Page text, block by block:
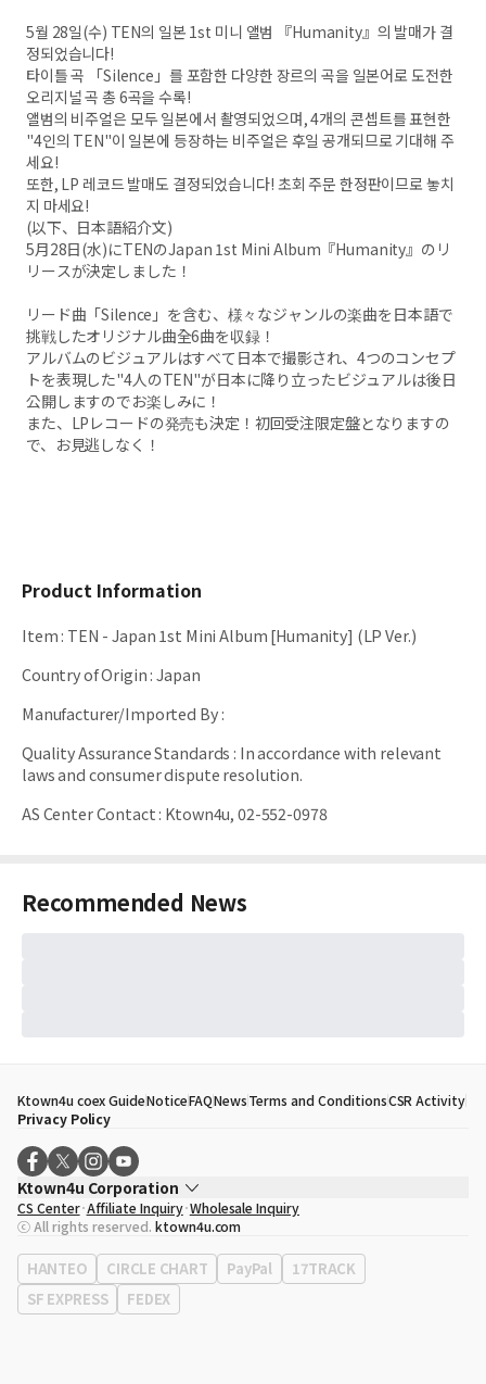
5월 28일(수) TEN의 일본 1st 미니 앨범 『Humanity』의 발매가 결
정되었습니다!
타이틀 곡 「Silence」를 포함한 다양한 장르의 곡을 일본어로 도전한
오리지널 곡 총 6곡을 수록!
앨범의 비주얼은 모두 일본에서 촬영되었으며, 4개의 콘셉트를 표현한
"4인의 TEN"이 일본에 등장하는 비주얼은 후일 공개되므로 기대해 주
세요!
또한, LP 레코드 발매도 결정되었습니다! 초회 주문 한정판이므로 놓치
지 마세요!
(以下、日本語紹介文)
5月28日(水)にTENのJapan 1st Mini Album『Humanity』のリ
リースが決定しました！
リード曲「Silence」を含む、様々なジャンルの楽曲を日本語で
挑戦したオリジナル曲全6曲を収録！
アルバムのビジュアルはすべて日本で撮影され、4つのコンセプ
トを表現した"4人のTEN"が日本に降り立ったビジュアルは後日
公開しますのでお楽しみに！
また、LPレコードの発売も決定！初回受注限定盤となりますの
で、お見逃しなく！
Product Information
Item: TEN - Japan 1st Mini Album [Humanity] (LP Ver.)
Country of Origin:Japan
Manufacturer/Imported By:
Quality Assurance Standards : In accordance with relevant
laws and consumer dispute resolution.
AS Center Contact: Ktown4u, 02-552-0978
Recommended News
Ktown4u coex GuideNoticeFAQNewsTerms and ConditionsCSR Activity
Privacy Policy
Ktown4u Corporation
CEO
Song Hyo Min
Business Registration No. 120-87-71116
Office Address513, Yeongdong-daero, Gangnam-gu, Seoul, Republic of
Korea
CS Center Affiliate Inquiry Wholesale Inquiry
ⓒ All rights reserved. ktown4u.com
HANTEO CIRCLE CHART PayPal
17TRACK
SF EXPRESS
FEDEX